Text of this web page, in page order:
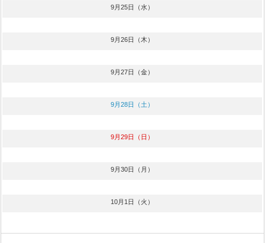
9月25日（水）
9月26日（木）
9月27日（金）
9月28日（土）
9月29日（日）
9月30日（月）
10月1日（火）